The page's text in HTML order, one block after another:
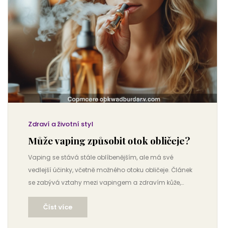
Zdraví a životní styl
Může vaping způsobit otok obličeje?
Vaping se stává stále oblíbenějším, ale má své
vedlejší účinky, včetně možného otoku obličeje. Článek
se zabývá vztahy mezi vapingem a zdravím kůže,
důvody, proč může dojít k otokům, a tipy na
minimalizaci těchto vedlejších účinků.
Číst více